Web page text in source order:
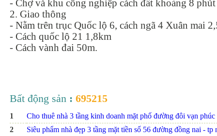
- Chợ và khu công nghiệp cách đất khoảng 8
2. Giao thông
- Nằm trên trục Quốc lộ 6, cách ngã 4 Xuân mai
- Cách quốc lộ 21 1,8km
- Cách vành đai 50m.
Bất động sản : 695215
1
Cho thuê nhà 3 tầng kinh doanh mặt phố đường đôi vạn phúc
2
Siêu phẩm nhà đẹp 3 tầng mặt tiền số 56 đường đồng nai - tp